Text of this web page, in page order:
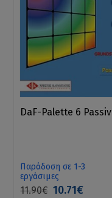
DaF-Palette 6 Passiv
Παράδοση σε 1-3
εργάσιμες
11.90€ 10.71€